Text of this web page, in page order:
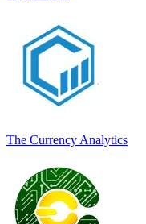
The Currency Analytics